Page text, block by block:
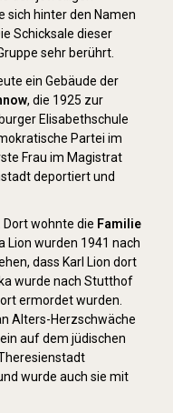
sich hinter den Namen
Schicksale dieser
sehr berührt.
ein Gebäude der
, die 1925 zur
Elisabethschule
Partei im
Frau im Magistrat
deportiert und
. Dort wohnte die Familie
Lion wurden 1941 nach
dass Karl Lion dort
wurde nach Stutthof
ermordet wurden.
Alters-Herzschwäche
auf dem jüdischen
wurde auch sie mit